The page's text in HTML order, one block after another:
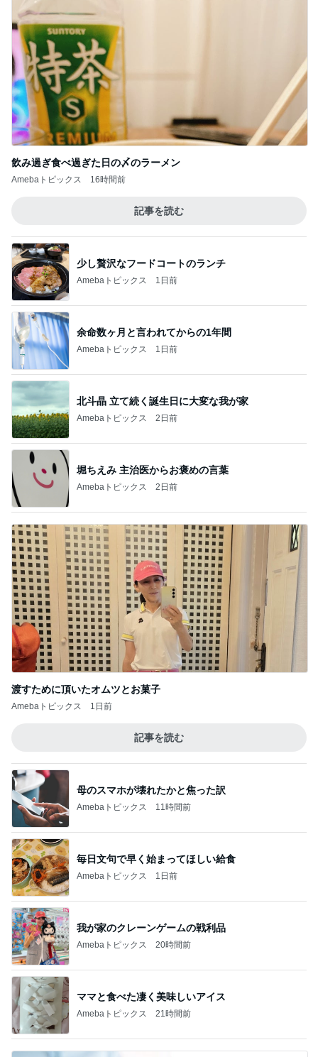
飲み過ぎ食べ過ぎた日の〆のラーメン
Amebaトピックス 16時間前
記事を読む
少し贅沢なフードコートのランチ
Amebaトピックス 1日前
余命数ヶ月と言われてからの1年間
Amebaトピックス 1日前
北斗晶 立て続く誕生日に大変な我が家
Amebaトピックス 2日前
堀ちえみ 主治医からお褒めの言葉
Amebaトピックス 2日前
渡すために頂いたオムツとお菓子
Amebaトピックス 1日前
記事を読む
母のスマホが壊れたかと焦った訳
Amebaトピックス 11時間前
毎日文句で早く始まってほしい給食
Amebaトピックス 1日前
我が家のクレーンゲームの戦利品
Amebaトピックス 20時間前
ママと食べた凄く美味しいアイス
Amebaトピックス 21時間前